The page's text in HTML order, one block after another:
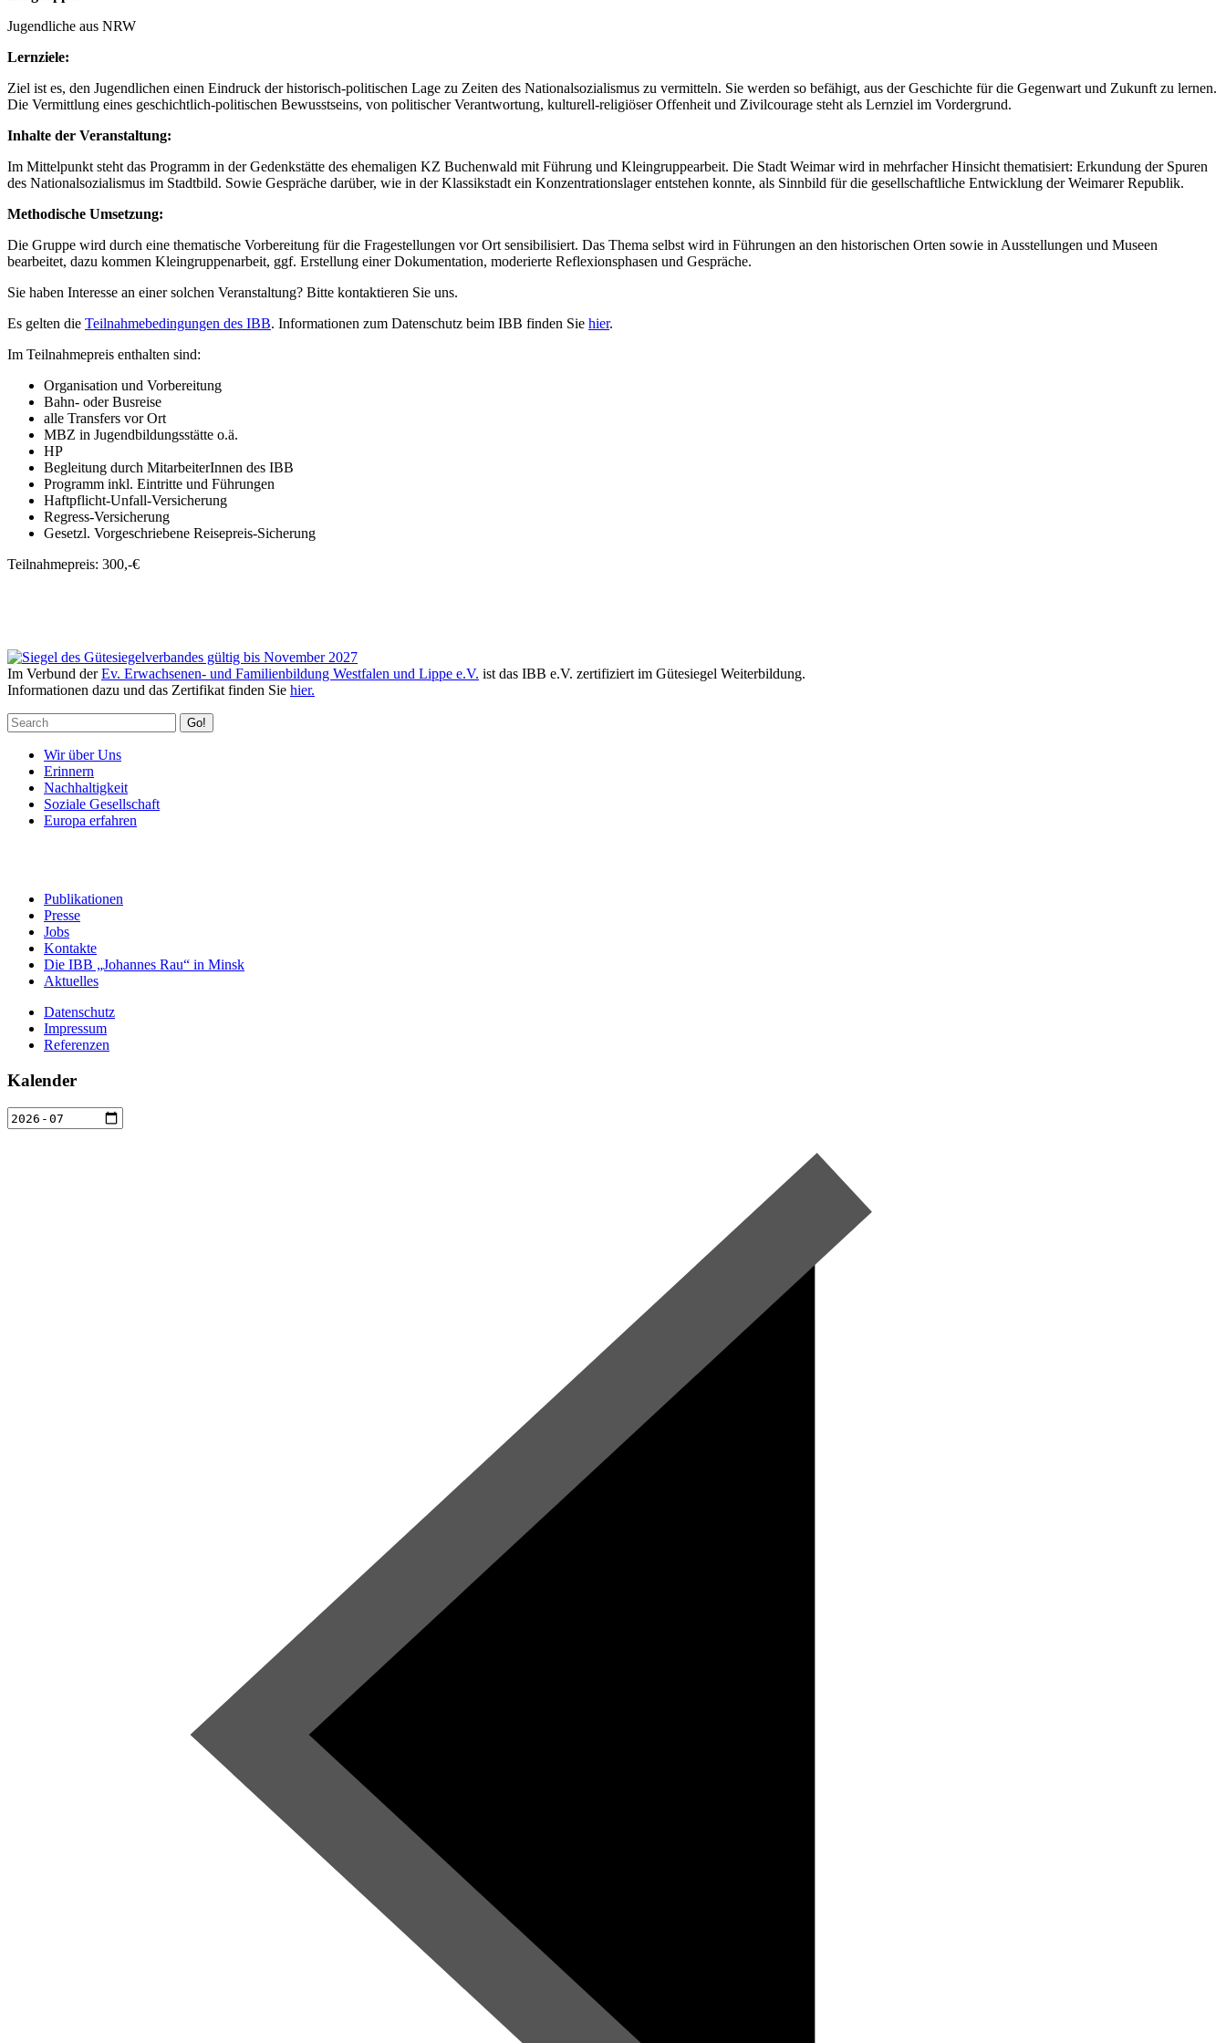
Jugendliche aus NRW
Lernziele:
Ziel ist es, den Jugendlichen einen Eindruck der historisch-politischen Lage zu Zeiten des Nationalsozialismus zu vermitteln. Sie werden so befähigt, aus der Geschichte für die Gegenwart und Zukunft zu lernen.
Die Vermittlung eines geschichtlich-politischen Bewusstseins, von politischer Verantwortung, kulturell-religiöser Offenheit und Zivilcourage steht als Lernziel im Vordergrund.
Inhalte der Veranstaltung:
Im Mittelpunkt steht das Programm in der Gedenkstätte des ehemaligen KZ Buchenwald mit Führung und Kleingruppearbeit. Die Stadt Weimar wird in mehrfacher Hinsicht thematisiert: Erkundung der Spuren
des Nationalsozialismus im Stadtbild. Sowie Gespräche darüber, wie in der Klassikstadt ein Konzentrationslager entstehen konnte, als Sinnbild für die gesellschaftliche Entwicklung der Weimarer Republik.
Methodische Umsetzung:
Die Gruppe wird durch eine thematische Vorbereitung für die Fragestellungen vor Ort sensibilisiert. Das Thema selbst wird in Führungen an den historischen Orten sowie in Ausstellungen und Museen
bearbeitet, dazu kommen Kleingruppenarbeit, ggf. Erstellung einer Dokumentation, moderierte Reflexionsphasen und Gespräche.
Sie haben Interesse an einer solchen Veranstaltung? Bitte kontaktieren Sie uns.
Es gelten die Teilnahmebedingungen des IBB. Informationen zum Datenschutz beim IBB finden Sie hier.
Im Teilnahmepreis enthalten sind:
Organisation und Vorbereitung
Bahn- oder Busreise
alle Transfers vor Ort
MBZ in Jugendbildungsstätte o.ä.
HP
Begleitung durch MitarbeiterInnen des IBB
Programm inkl. Eintritte und Führungen
Haftpflicht-Unfall-Versicherung
Regress-Versicherung
Gesetzl. Vorgeschriebene Reisepreis-Sicherung
Teilnahmepreis: 300,-€
Im Verbund derEv. Erwachsenen- und Familienbildung Westfalen und Lippe e.V. ist das IBB e.V. zertifiziert im Gütesiegel Weiterbildung.
Informationen dazu und das Zertifikat finden Sie hier.
Go!
Wir über Uns
Erinnern
Nachhaltigkeit
Soziale Gesellschaft
Europa erfahren
Publikationen
Presse
Jobs
Kontakte
Die IBB „Johannes Rau“ in Minsk
Aktuelles
Datenschutz
Impressum
Referenzen
Kalender